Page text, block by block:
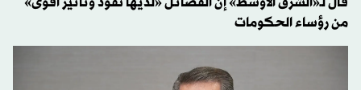
من رؤساء الحكومات